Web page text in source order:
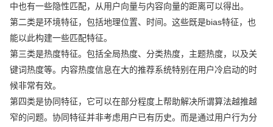
中也有一些隐性匹配，从用户向量与内容向量的距离可以得出。
第二类是环境特征，包括地理位置、时间。这些既是bias特征，也
能以此构建一些匹配特征。
第三类是热度特征。包括全局热度、分类热度，主题热度，以及关
键词热度等。内容热度信息在大的推荐系统特别在用户冷启动的时
候非常有效。
第四类是协同特征，它可以在部分程度上帮助解决所谓算法越推越
窄的问题。协同特征并非考虑用户已有历史。而是通过用户行为分